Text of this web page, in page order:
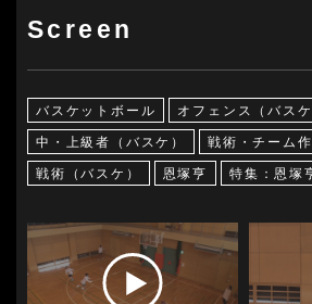
Screen
バスケットボール オフェンス（バスケ
中・上級者（バスケ） 戦術・チーム
戦術（バスケ） 恩塚亨 特集：恩塚